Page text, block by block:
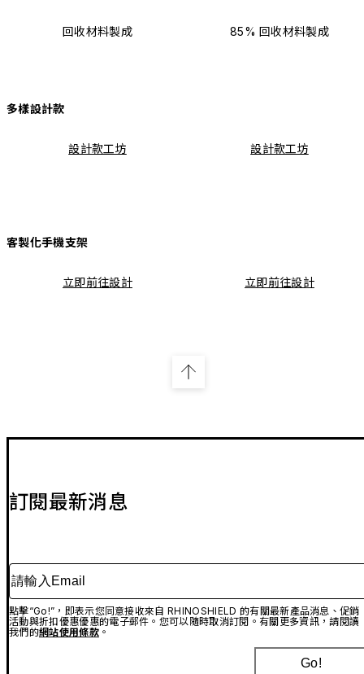
回收材料製成 85% 回收材料製成
多樣設計款
設計款工坊 設計款工坊
客製化手機支架
立即前往設計 立即前往設計
訂閱最新消息
請輸入Email
點擊“Go!”，即表示您同意接收來自 RHINOSHIELD 的有關最新產品消息、促銷
活動與折扣優惠優惠的電子郵件。您可以隨時取消訂閱。有關更多資訊，請閱讀
我們的網站使用條款。
Go!